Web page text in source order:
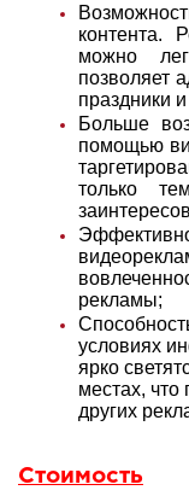
контента.
можно
позволяет
праздники
Больше
помощью
только
рекламы;
условиях
ярко
местах, что
других
Стоимость